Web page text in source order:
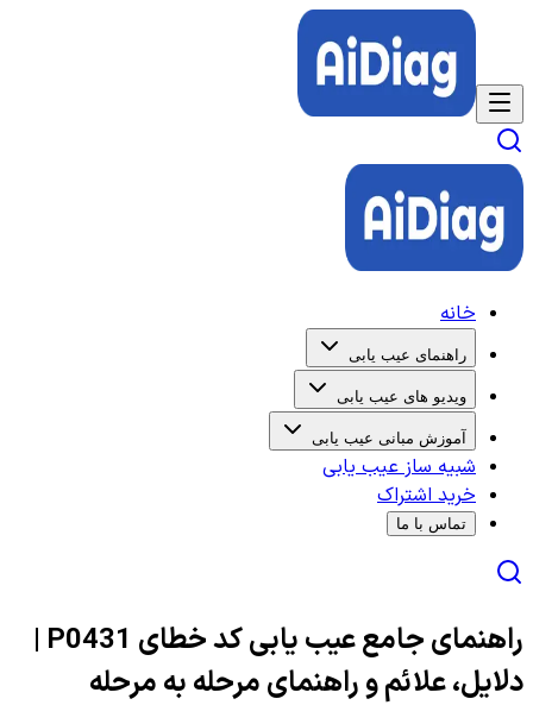
خانه
راهنمای عیب یابی
ویدیو های عیب یابی
آموزش مبانی عیب یابی
شبیه ساز عیب یابی
خرید اشتراک
تماس با ما
راهنمای جامع عیب یابی کد خطای P0431 |
دلایل، علائم و راهنمای مرحله به مرحله